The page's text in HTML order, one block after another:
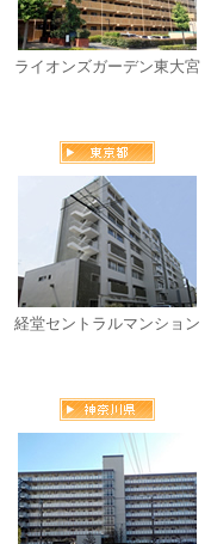
ライオンズガーデン東大宮
経堂セントラルマンション